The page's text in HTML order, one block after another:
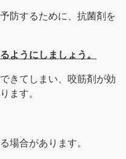
防するために、抗菌剤を
ようにしましょう。
きてしまい、咬筋剤が効
ます。
場合があります。